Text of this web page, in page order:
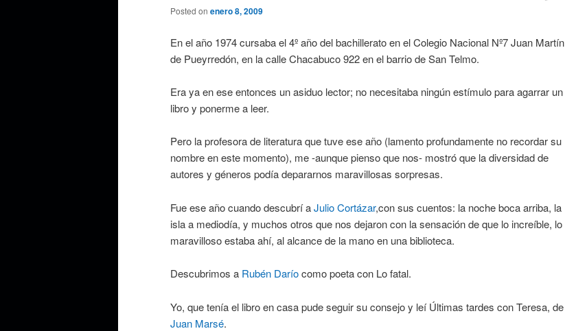
Posted on enero 8, 2009
En el año 1974 cursaba el 4º año del bachillerato en el Colegio Nacional Nº7 Juan Martín
de Pueyrredón, en la calle Chacabuco 922 en el barrio de San Telmo.
Era ya en ese entonces un asiduo lector; no necesitaba ningún estímulo para agarrar un
libro y ponerme a leer.
Pero la profesora de literatura que tuve ese año (lamento profundamente no recordar su
nombre en este momento), me -aunque pienso que nos- mostró que la diversidad de
autores y géneros podía depararnos maravillosas sorpresas.
Fue ese año cuando descubrí aJulio Cortázar,con sus cuentos: la noche boca arriba, la
isla a mediodía, y muchos otros que nos dejaron con la sensación de que lo increíble, lo
maravilloso estaba ahí, al alcance de la mano en una biblioteca.
Descubrimos a Rubén Daríocomo poeta con Lo fatal.
Yo, que tenía el libro en casa pude seguir su consejo y leí Últimas tardes con Teresa, de
Juan Marsé.